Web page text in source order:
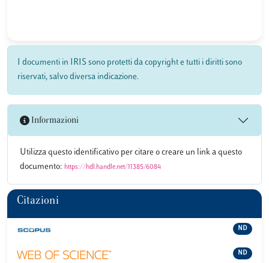
I documenti in IRIS sono protetti da copyright e tutti i diritti sono
riservati, salvo diversa indicazione.
Informazioni
Utilizza questo identificativo per citare o creare un link a questo
documento: https://hdl.handle.net/11385/6084
Citazioni
ND
ND